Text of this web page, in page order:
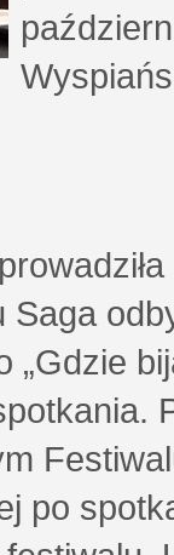
Saga
„Gdzie
po